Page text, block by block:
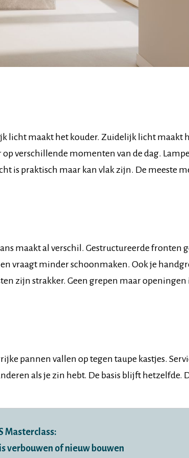
licht maakt het kouder. Zuidelijk licht maakt
verschillende momenten van de dag.
is praktisch maar kan vlak zijn. De meeste
maakt al verschil. Gestructureerde fronten
vraagt minder schoonmaken. Ook je
zijn strakker. Geen grepen maar openingen
pannen vallen op tegen taupe kastjes.
als je zin hebt. De basis blijft hetzelfde.
Masterclass:
verbouwen of nieuw bouwen